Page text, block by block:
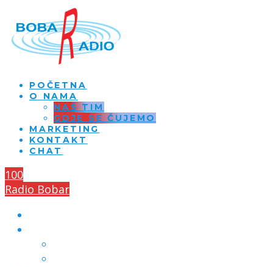
POČETNA
O NAMA
NAŠ TIM
GDJE SE ČUJEMO
MARKETING
KONTAKT
CHAT
100
Radio Bobar